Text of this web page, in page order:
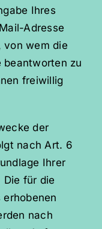
Ihres
Adresse
von wem die
beantworten zu
freiwillig
der
nach Art. 6
Ihrer
für die
nach